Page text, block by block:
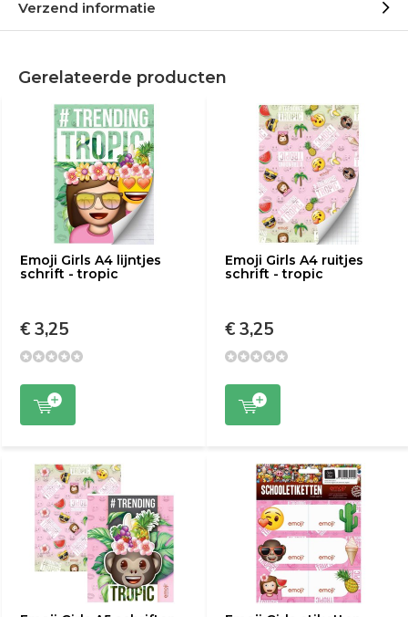
Verzend informatie
Gerelateerde producten
Emoji Girls A4 lijntjes
schrift - tropic
€ 3,25
Emoji Girls A4 ruitjes
schrift - tropic
€ 3,25